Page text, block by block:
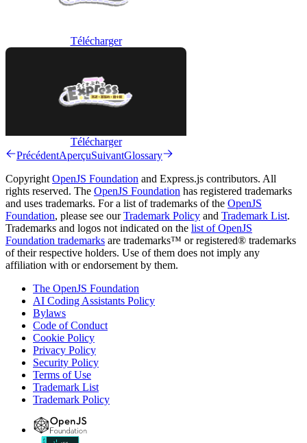
Télécharger
Télécharger
PrécédentAperçuSuivantGlossary
Copyright OpenJS Foundation and Express.js contributors. All
rights reserved. The OpenJS Foundation has registered trademarks
and uses trademarks. For a list of trademarks of the OpenJS
Foundation, please see ourTrademark Policy and Trademark List.
Trademarks and logos not indicated on the list of OpenJS
Foundation trademarks are trademarks™ or registered® trademarks
of their respective holders. Use of them does not imply any
affiliation with or endorsement by them.
The OpenJS Foundation
AI Coding Assistants Policy
Bylaws
Code of Conduct
Cookie Policy
Privacy Policy
Security Policy
Terms of Use
Trademark List
Trademark Policy